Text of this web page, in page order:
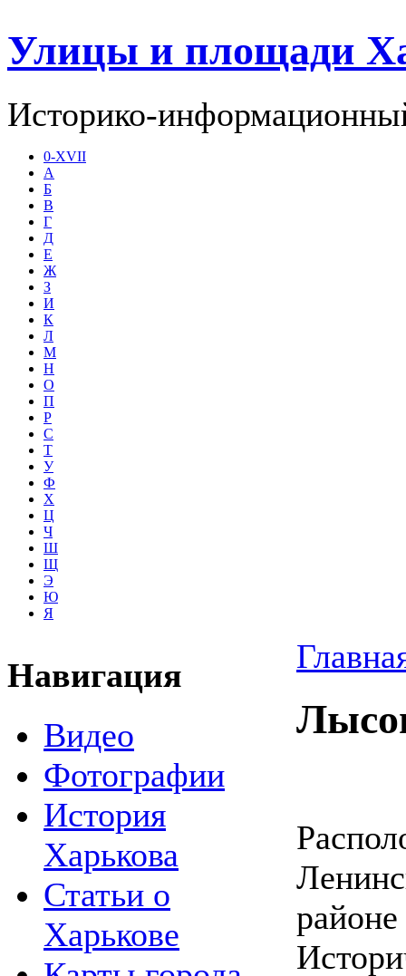
Улицы и площади
Историко-
0-XVII
А
Б
В
Г
Д
Е
Ж
З
И
К
Л
М
Н
О
П
Р
С
Т
У
Ф
Х
Ц
Ч
Ш
Щ
Э
Ю
Я
Навигация
Видео
Фотографии
История
Харькова
Статьи о
Харькове
районе